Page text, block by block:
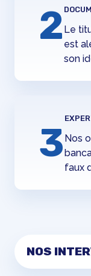
2 Le
est
son
3 Nos
faux
NOS